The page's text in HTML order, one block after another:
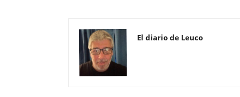
El diario de Leuco